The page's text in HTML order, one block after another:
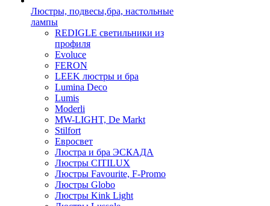
Люстры, подвесы,бра, настольные
лампы
REDIGLE светильники из
профиля
Evoluce
FERON
LEEK люстры и бра
Lumina Deco
Lumis
Moderli
MW-LIGHT, De Markt
Stilfort
Евросвет
Люстра и бра ЭСКАДА
Люстры CITILUX
Люстры Favourite, F-Promo
Люстры Globo
Люстры Kink Light